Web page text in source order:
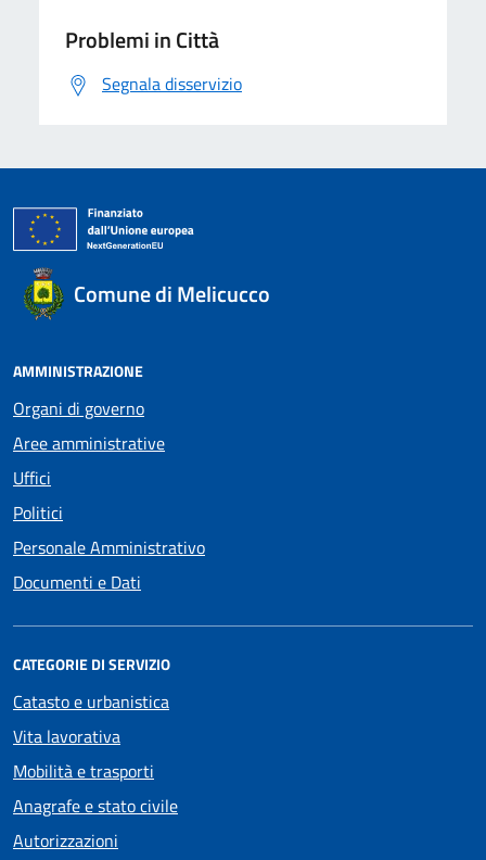
Problemi in Città
Segnala disservizio
Comune di Melicucco
AMMINISTRAZIONE
Organi di governo
Aree amministrative
Uffici
Politici
Personale Amministrativo
Documenti e Dati
CATEGORIE DI SERVIZIO
Catasto e urbanistica
Vita lavorativa
Mobilità e trasporti
Anagrafe e stato civile
Autorizzazioni